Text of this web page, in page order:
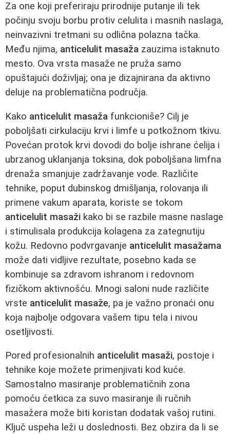
Za one koji preferiraju prirodnije putanje ili tek
počinju svoju borbu protiv celulita i masnih naslaga,
neinvazivni tretmani su odlična polazna tačka.
Među njima, anticelulit masaža zauzima istaknuto
mesto. Ova vrsta masaže ne pruža samo
opuštajući doživljaj; ona je dizajnirana da aktivno
deluje na problematična područja.
Kako anticelulit masaža funkcioniše? Cilj je
poboljšati cirkulaciju krvi i limfe u potkožnom tkivu.
Povećan protok krvi dovodi do bolje ishrane ćelija i
ubrzanog uklanjanja toksina, dok poboljšana limfna
drenaža smanjuje zadržavanje vode. Različite
tehnike, poput dubinskog dmišljanja, rolovanja ili
primene vakum aparata, koriste se tokom
anticelulit masaži kako bi se razbile masne naslage
i stimulisala produkcija kolagena za zategnutiju
kožu. Redovno podvrgavanje anticelulit masažama
može dati vidljive rezultate, posebno kada se
kombinuje sa zdravom ishranom i redovnom
fizičkom aktivnošću. Mnogi saloni nude različite
vrste anticelulit masaže, pa je važno pronaći onu
koja najbolje odgovara vašem tipu tela i nivou
osetljivosti.
Pored profesionalnih anticelulit masaži, postoje i
tehnike koje možete primenjivati kod kuće.
Samostalno masiranje problematičnih zona
pomoću ćetkica za suvo masiranje ili ručnih
masažera može biti koristan dodatak vašoj rutini.
Ključ uspeha leži u doslednosti. Bez obzira da li se